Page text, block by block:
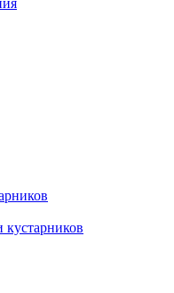
кустарников